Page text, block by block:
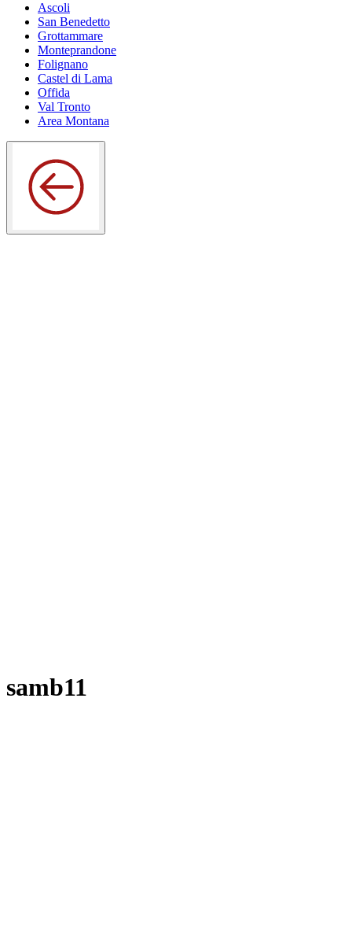
Ascoli
San Benedetto
Grottammare
Monteprandone
Folignano
Castel di Lama
Offida
Val Tronto
Area Montana
samb11